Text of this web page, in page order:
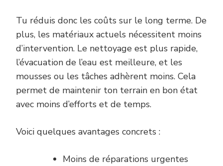
Tu réduis donc les coûts sur le long terme. De
plus, les matériaux actuels nécessitent moins
d’intervention. Le nettoyage est plus rapide,
l’évacuation de l’eau est meilleure, et les
mousses ou les tâches adhèrent moins. Cela
permet de maintenir ton terrain en bon état
avec moins d’efforts et de temps.
Voici quelques avantages concrets :
Moins de réparations urgentes